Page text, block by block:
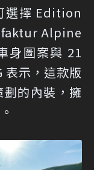
選擇 Edition
Alpine
身圖案與 21
表示，這款版
的內裝，擁